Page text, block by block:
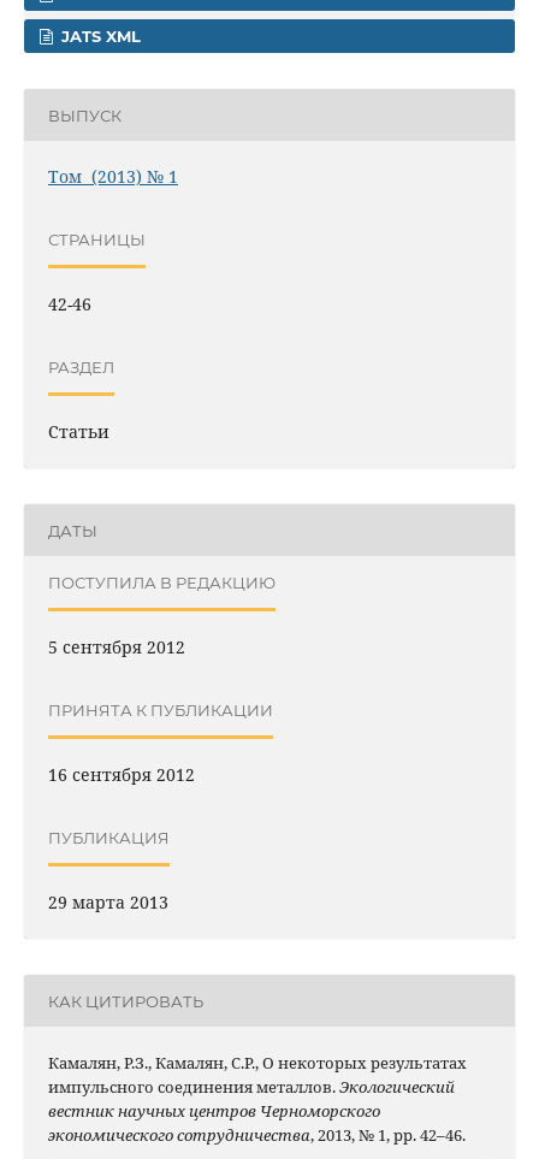
JATS XML
ВЫПУСК
Том (2013) № 1
СТРАНИЦЫ
42-46
РАЗДЕЛ
Статьи
ДАТЫ
ПОСТУПИЛА В РЕДАКЦИЮ
5 сентября 2012
ПРИНЯТА К ПУБЛИКАЦИИ
16 сентября 2012
ПУБЛИКАЦИЯ
29 марта 2013
КАК ЦИТИРОВАТЬ
Камалян, Р.З., Камалян, С.Р., О некоторых результатах
импульсного соединения металлов.Экологический
вестник научных центров Черноморского
экономического сотрудничества, 2013, № 1, pp. 42–46.